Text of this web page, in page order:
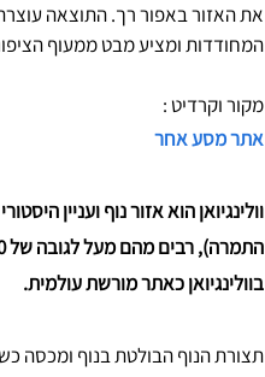
את האזור באפור רך. התוצאה
המחודדות ומציע מבט ממעוף
מקור וקרדיט :
אתר מסע אחר
בוולינגיואן כאתר מורשת עולמית.